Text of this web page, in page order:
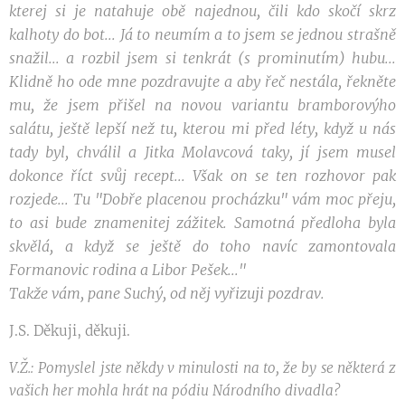
kterej si je natahuje obě najednou, čili kdo skočí skrz
kalhoty do bot... Já to neumím a to jsem se jednou strašně
snažil... a rozbil jsem si tenkrát (s prominutím) hubu...
Klidně ho ode mne pozdravujte a aby řeč nestála, řekněte
mu, že jsem přišel na novou variantu bramborovýho
salátu, ještě lepší než tu, kterou mi před léty, když u nás
tady byl, chválil a Jitka Molavcová taky, jí jsem musel
dokonce říct svůj recept... Však on se ten rozhovor pak
rozjede... Tu "Dobře placenou procházku" vám moc přeju,
to asi bude znamenitej zážitek. Samotná předloha byla
skvělá, a když se ještě do toho navíc zamontovala
Formanovic rodina a Libor Pešek..."
Takže vám, pane Suchý, od něj vyřizuji pozdrav.
J.S. Děkuji, děkuji.
V.Ž.: Pomyslel jste někdy v minulosti na to, že by se některá z
vašich her mohla hrát na pódiu Národního divadla?